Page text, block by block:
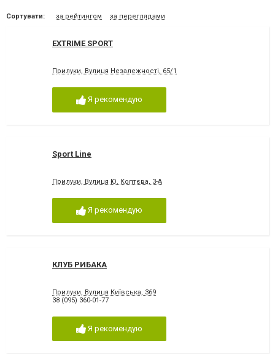
Сортувати: за рейтингом за переглядами
EXTRIME SPORT
Прилуки, Вулиця Незалежності, 65/1
Я рекомендую
Sport Line
Прилуки, Вулиця Ю. Коптєва, 3-А
Я рекомендую
КЛУБ РИБАКА
Прилуки, Вулиця Київська, 369
38 (095) 360-01-77
Я рекомендую